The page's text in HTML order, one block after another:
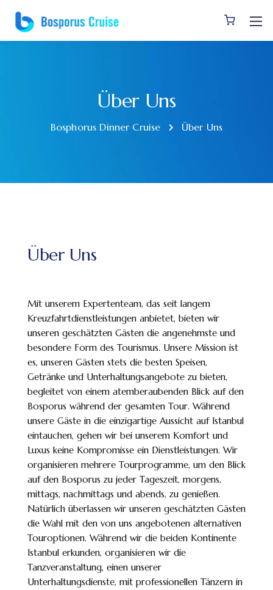
Über Uns
Bosphorus Dinner Cruise Über Uns
Über Uns
Mit unserem Expertenteam, das seit langem
Kreuzfahrtdienstleistungen anbietet, bieten wir
unseren geschätzten Gästen die angenehmste und
besondere Form des Tourismus. Unsere Mission ist
es, unseren Gästen stets die besten Speisen,
Getränke und Unterhaltungsangebote zu bieten,
begleitet von einem atemberaubenden Blick auf den
Bosporus während der gesamten Tour. Während
unsere Gäste in die einzigartige Aussicht auf Istanbul
eintauchen, gehen wir bei unserem Komfort und
Luxus keine Kompromisse ein Dienstleistungen. Wir
organisieren mehrere Tourprogramme, um den Blick
auf den Bosporus zu jeder Tageszeit, morgens,
mittags, nachmittags und abends, zu genießen.
Natürlich überlassen wir unseren geschätzten Gästen
die Wahl mit den von uns angebotenen alternativen
Touroptionen. Während wir die beiden Kontinente
Istanbul erkunden, organisieren wir die
Tanzveranstaltung, einen unserer
Unterhaltungsdienste, mit professionellen Tänzern in